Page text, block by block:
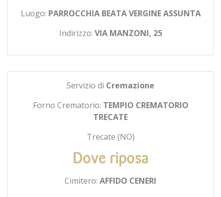
Luogo: PARROCCHIA BEATA VERGINE ASSUNTA
Indirizzo: VIA MANZONI, 25
Servizio di Cremazione
Forno Crematorio: TEMPIO CREMATORIO
TRECATE
Trecate (NO)
Dove riposa
Cimitero: AFFIDO CENERI